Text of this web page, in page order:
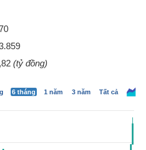
(tỷ đồng)
6 tháng 1 năm 3 năm Tất cả